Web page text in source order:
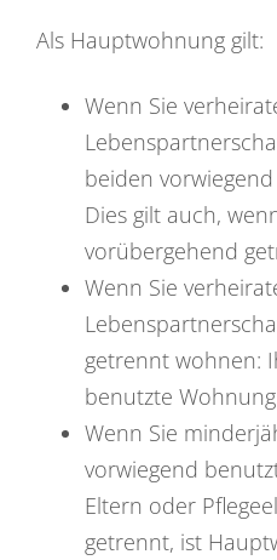
Als Hauptwohnung gilt:
Wenn Sie
beiden
Dies gilt auch,
vorübergehend
Wenn Sie
getrennt wohnen:
benutzte
Wenn Sie
vorwiegend
Eltern oder
getrennt, ist